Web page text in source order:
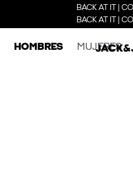
BACK AT IT |
BACK AT IT |
HOMBRES MUJERES